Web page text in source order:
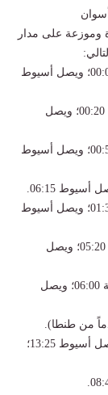
وموزعة على مدار
قطار 1010 (ثالثة مكيفة): يقوم من القاهرة الساعة 00:05؛ ويصل أسيوط
قطار 1902 (أسباني مطور): يقوم من القاهرة الساعة 00:20؛ ويصل
قطار 3006 (ثالثة مكيفة): يقوم من القاهرة الساعة 00:50؛ ويصل أسيوط
قطار 3502 (ثالثة مكيفة): يقوم من القاهرة الساعة 01:30؛ ويصل أسيوط
قطار 974 (تهوية ديناميكية): يقوم من القاهرة الساعة 05:20؛ ويصل
قطار 1006 (تهوية ديناميكية): يقوم من القاهرة الساعة 06:00؛ ويصل
قطار 980 (VIP): يقوم من القاهرة الساعة 08:00؛ ويصل أسيوط 13:25؛